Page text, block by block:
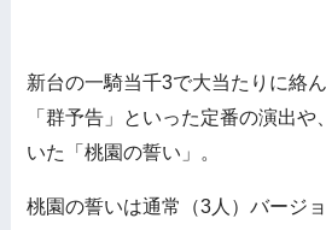
新台の一騎当千3で大当たりに絡
「群予告」といった定番の演出
いた「桃園の誓い」。
桃園の誓いは通常（3人）バージ